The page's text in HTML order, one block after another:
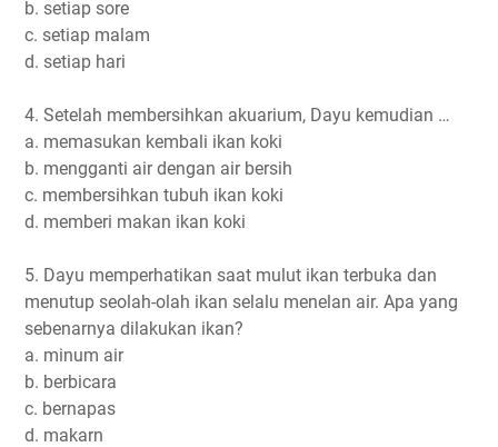
b. setiap sore
c. setiap malam
d. setiap hari
4. Setelah membersihkan akuarium, Dayu kemudian …
a. memasukan kembali ikan koki
b. mengganti air dengan air bersih
c. membersihkan tubuh ikan koki
d. memberi makan ikan koki
5. Dayu memperhatikan saat mulut ikan terbuka dan
menutup seolah-olah ikan selalu menelan air. Apa yang
sebenarnya dilakukan ikan?
a. minum air
b. berbicara
c. bernapas
d. makarn